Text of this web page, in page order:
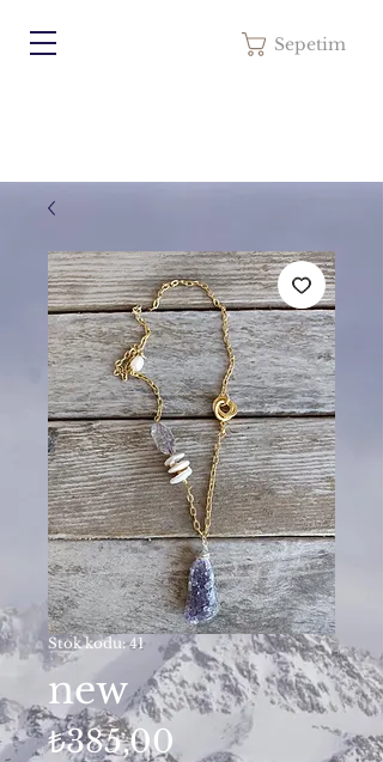
Sepetim
Stok kodu: 41
new
₺385,00 Fiyat